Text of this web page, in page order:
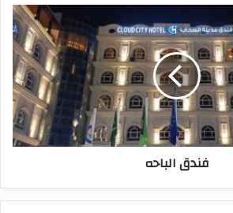
فندق الباحه